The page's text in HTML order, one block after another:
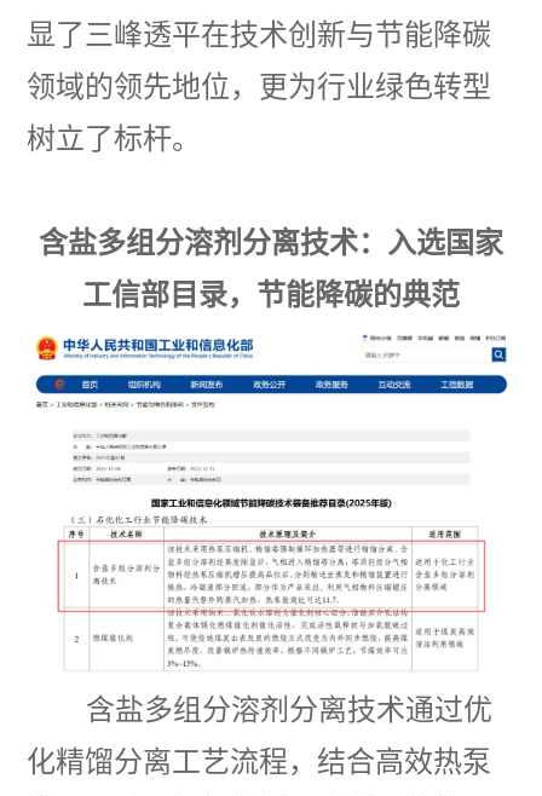
显了三峰透平在技术创新与节能降碳
领域的领先地位，更为行业绿色转型
树立了标杆。
含盐多组分溶剂分离技术：入选国家
工信部目录，节能降碳的典范
含盐多组分溶剂分离技术通过优
化精馏分离工艺流程，结合高效热泵